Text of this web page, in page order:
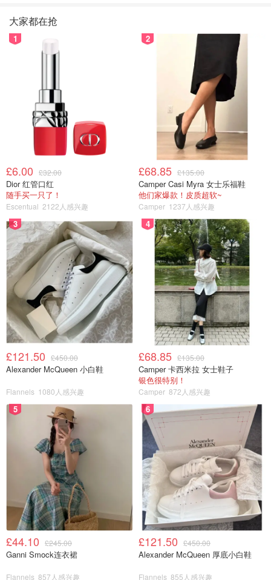
大家都在抢
1
£6.00 £32.00
Dior 红管口红
随手买一只了！
Escentual 2122人感兴趣
2
£68.85 £135.00
Camper Casi Myra 女士乐福鞋
他们家爆款！皮质超软~
Camper 1237人感兴趣
3
£121.50 £450.00
Alexander McQueen 小白鞋
Flannels 1080人感兴趣
4
£68.85 £135.00
Camper 卡西米拉 女士鞋子
银色很特别！
Camper 872人感兴趣
5
£44.10 £245.00
Ganni Smock连衣裙
Flannels 857人感兴趣
6
£121.50 £450.00
Alexander McQueen 厚底小白鞋
Flannels 855人感兴趣